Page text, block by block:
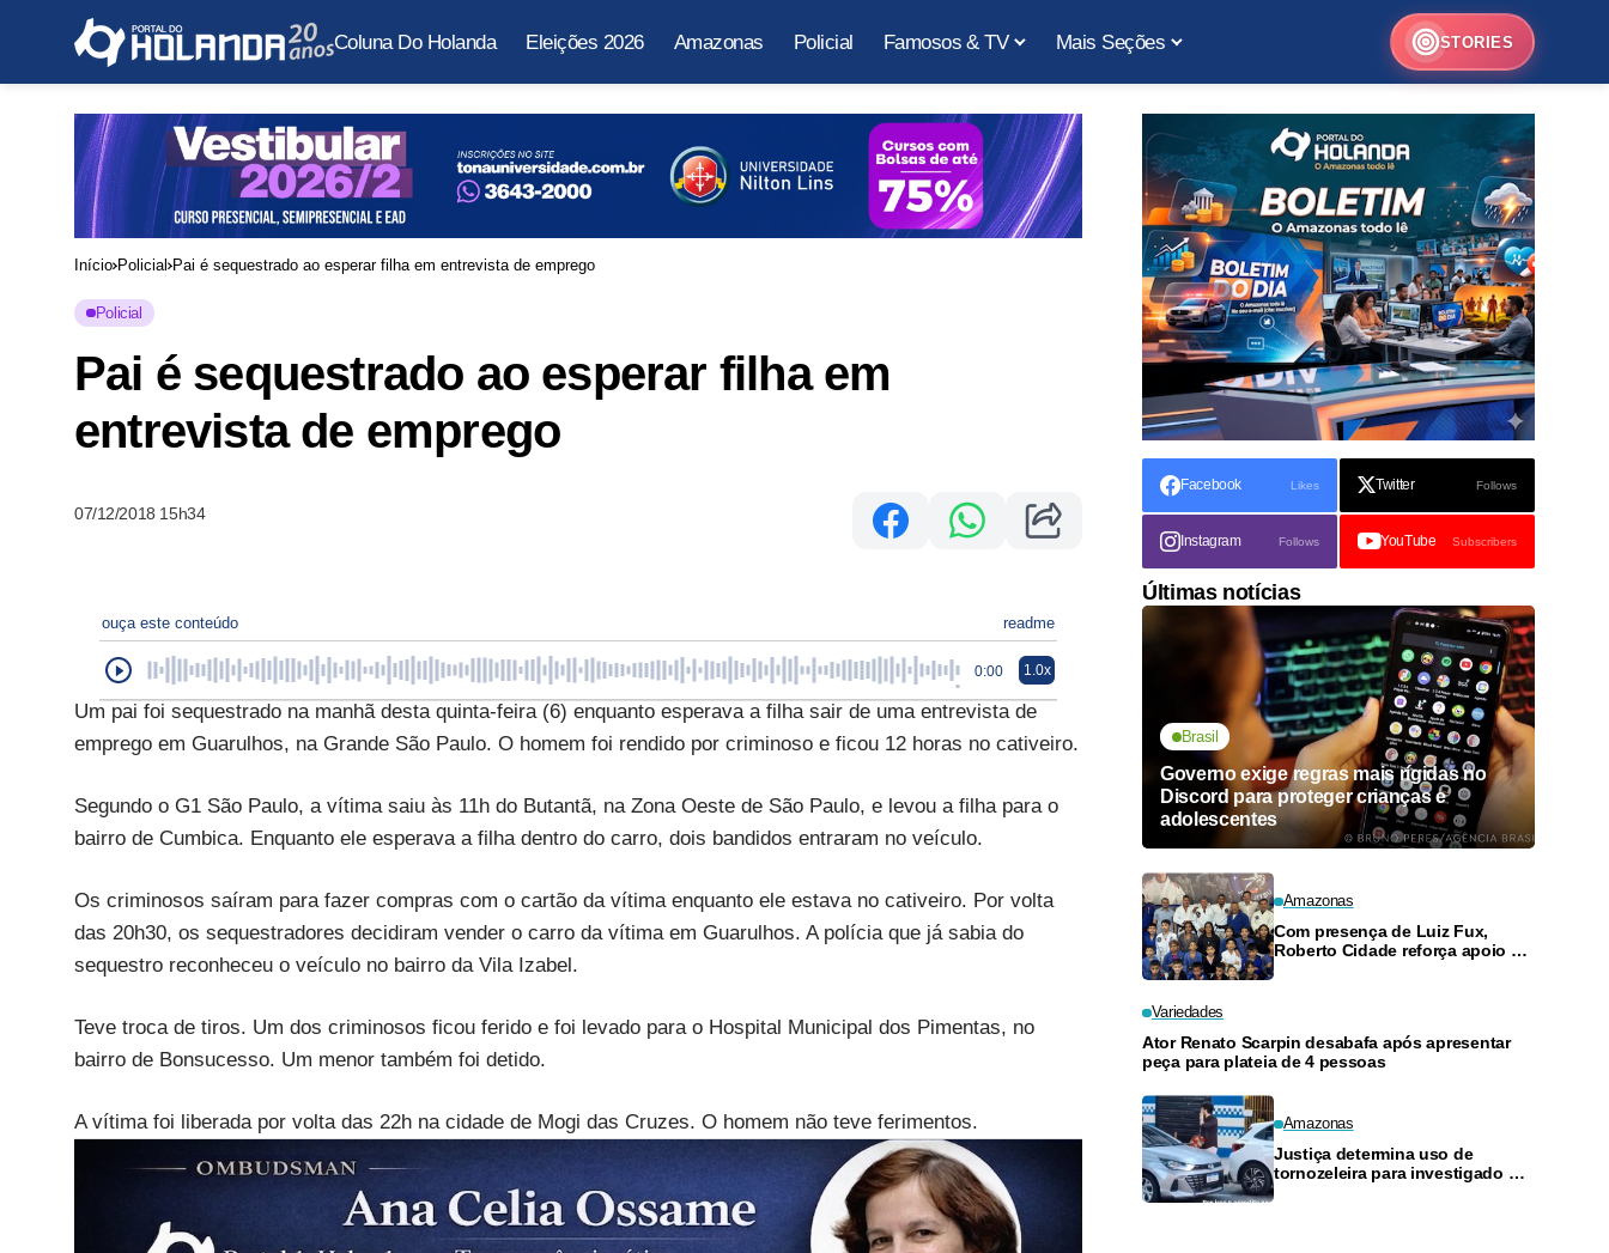
Coluna Do Holanda Eleições 2026 Amazonas Policial Famosos & TV Mais Seções STORIES
Início Policial Pai é sequestrado ao esperar filha em entrevista de emprego
Policial
Pai é sequestrado ao esperar filha em
entrevista de emprego
07/12/2018 15h34
ouça este conteúdo readme
0:00 1.0x
Um pai foi sequestrado na manhã desta quinta-feira (6) enquanto esperava a filha sair de uma entrevista de
emprego em Guarulhos, na Grande São Paulo. O homem foi rendido por criminoso e ficou 12 horas no cativeiro.
Segundo o G1 São Paulo, a vítima saiu às 11h do Butantã, na Zona Oeste de São Paulo, e levou a filha para o
bairro de Cumbica. Enquanto ele esperava a filha dentro do carro, dois bandidos entraram no veículo.
Os criminosos saíram para fazer compras com o cartão da vítima enquanto ele estava no cativeiro. Por volta
das 20h30, os sequestradores decidiram vender o carro da vítima em Guarulhos. A polícia que já sabia do
sequestro reconheceu o veículo no bairro da Vila Izabel.
Teve troca de tiros. Um dos criminosos ficou ferido e foi levado para o Hospital Municipal dos Pimentas, no
bairro de Bonsucesso. Um menor também foi detido.
A vítima foi liberada por volta das 22h na cidade de Mogi das Cruzes. O homem não teve ferimentos.
Facebook Likes Twitter Follows
Instagram Follows YouTube Subscribers
Últimas notícias
Brasil
Governo exige regras mais rígidas no
Discord para proteger crianças e
adolescentes
Amazonas
Com presença de Luiz Fux,
Roberto Cidade reforça apoio a
Variedades
Ator Renato Scarpin desabafa após apresentar
peça para plateia de 4 pessoas
Amazonas
Justiça determina uso de
tornozeleira para investigado por